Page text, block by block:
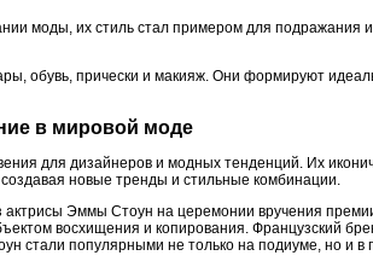
моды, их стиль стал примером для подражания
обувь, прически и макияж. Они формируют
в мировой моде
для дизайнеров и модных тенденций. Их
новые тренды и стильные комбинации.
актрисы Эммы Стоун на церемонии вручения
восхищения и копирования. Французский
стали популярными не только на подиуме, но и в